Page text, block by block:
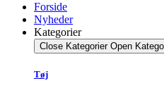
Forside
Nyheder
Kategorier
Close Kategorier Open
Tøj